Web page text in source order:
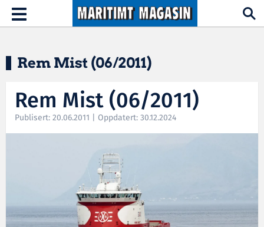
Hopp til hovedinnhold
Toggle
navigation
Rem Mist (06/2011)
Rem Mist (06/2011)
Publisert: 20.06.2011 | Oppdatert: 30.12.2024